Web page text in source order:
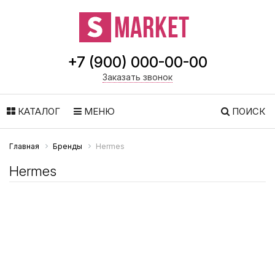
+7 (900) 000-00-00
Заказать звонок
КАТАЛОГ МЕНЮ ПОИСК
Главная Бренды Hermes
Hermes